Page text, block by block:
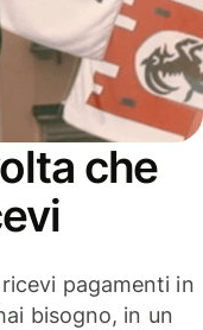
che
pagamenti in
bisogno, in un